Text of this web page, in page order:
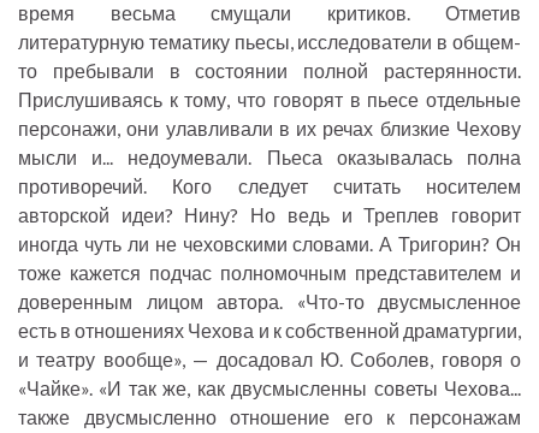
время весьма смущали критиков. Отметив
литературную тематику пьесы, исследователи в общем-
то пребывали в состоянии полной растерянности.
Прислушиваясь к тому, что говорят в пьесе отдельные
персонажи, они улавливали в их речах близкие Чехову
мысли и... недоумевали. Пьеса оказывалась полна
противоречий. Кого следует считать носителем
авторской идеи? Нину? Но ведь и Треплев говорит
иногда чуть ли не чеховскими словами. А Тригорин? Он
тоже кажется подчас полномочным представителем и
доверенным лицом автора. «Что-то двусмысленное
есть в отношениях Чехова и к собственной драматургии,
и театру вообще», — досадовал Ю. Соболев, говоря о
«Чайке». «И так же, как двусмысленны советы Чехова...
также двусмысленно отношение его к персонажам